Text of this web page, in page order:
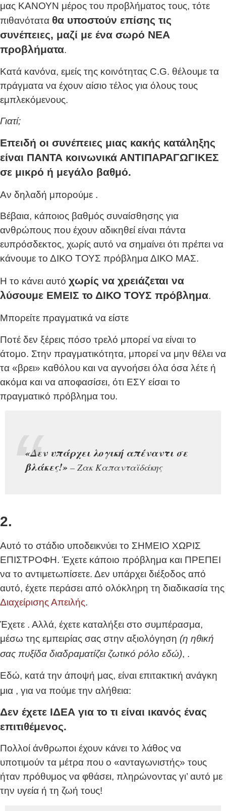
μας ΚΑΝΟΥΝ μέρος του προβλήματος τους, τότε
πιθανότατα θα υποστούν επίσης τις
συνέπειες, μαζί με ένα σωρό ΝΕΑ
προβλήματα.
Κατά κανόνα, εμείς της κοινότητας C.G. θέλουμε τα
πράγματα να έχουν αίσιο τέλος για όλους τους
εμπλεκόμενους.
Γιατί;
Επειδή οι συνέπειες μιας κακής κατάληξης
είναι ΠΑΝΤΑ κοινωνικά ΑΝΤΙΠΑΡΑΓΩΓΙΚΕΣ
σε μικρό ή μεγάλο βαθμό.
Αν δηλαδή μπορούμε .
Βέβαια, κάποιος βαθμός συναίσθησης για
ανθρώπους που έχουν αδικηθεί είναι πάντα
ευπρόσδεκτος, χωρίς αυτό να σημαίνει ότι πρέπει να
κάνουμε το ΔΙΚΟ ΤΟΥΣ πρόβλημα ΔΙΚΟ ΜΑΣ.
Η το κάνει αυτό χωρίς να χρειάζεται να
λύσουμε ΕΜΕΙΣ το ΔΙΚΟ ΤΟΥΣ πρόβλημα.
Μπορείτε πραγματικά να είστε
Ποτέ δεν ξέρεις πόσο τρελό μπορεί να είναι το
άτομο. Στην πραγματικότητα, μπορεί να μην θέλει να
τα «βρει» καθόλου και να αγνοήσει όλα όσα λέτε ή
ακόμα και να αποφασίσει, ότι ΕΣΥ είσαι το
πραγματικό πρόβλημα του.
«Δεν υπάρχει λογική απέναντι σε
βλάκες!» – Ζακ Καπανταϊδάκης
2.
Αυτό το στάδιο υποδεικνύει το ΣΗΜΕΙΟ ΧΩΡΙΣ
ΕΠΙΣΤΡΟΦΗ. Έχετε κάποιο πρόβλημα και ΠΡΕΠΕΙ
να το αντιμετωπίσετε. Δεν υπάρχει διέξοδος από
αυτό, έχετε περάσει από ολόκληρη τη διαδικασία της
Διαχείρισης Απειλής.
Έχετε . Αλλά, έχετε καταλήξει στο συμπέρασμα,
μέσω της εμπειρίας σας στην αξιολόγηση (η ηθική
σας πυξίδα διαδραματίζει ζωτικό ρόλο εδώ), .
Εδώ, κατά την άποψή μας, είναι επιτακτική ανάγκη
μια , για να πούμε την αλήθεια:
Δεν έχετε ΙΔΕΑ για το τι είναι ικανός ένας
επιτιθέμενος.
Πολλοί άνθρωποι έχουν κάνει το λάθος να
υποτιμούν τα μέτρα που ο «ανταγωνιστής» τους
ήταν πρόθυμος να φθάσει, πληρώνοντας γι’ αυτό με
την υγεία ή τη ζωή τους!